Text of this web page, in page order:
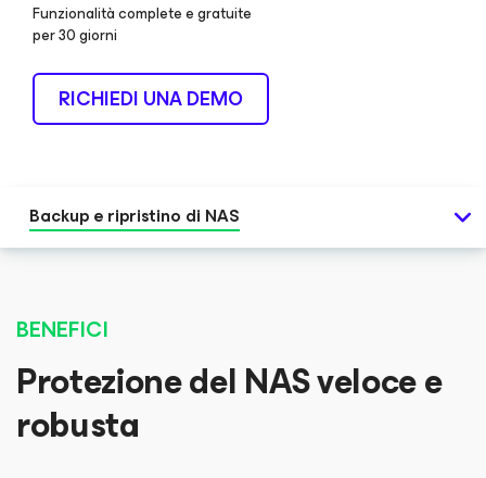
Funzionalità complete e gratuite
per 30 giorni
RICHIEDI UNA DEMO
Backup e ripristino di NAS
BENEFICI
Protezione del NAS veloce e
robusta